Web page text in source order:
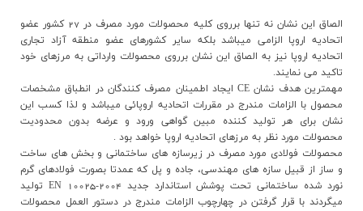
الصاق اين نشان نه تنها برروي کليه محصولات مورد مصرف در 27 کشور عضو
اتحاديه اروپا الزامي ميباشد بلکه ساير کشورهاي عضو منطقه آزاد تجاري
اتحاديه اروپا نيز به الصاق اين نشان برروي محصولات وارداتي به مرزهاي خود
تاکيد مي نمايند.
مهمترين هدف نشان CE ايجاد اطمينان مصرف کنندگان در انطباق مشخصات
محصول با الزامات مندرج در مقررات اتحاديه اروپائي ميباشد و لذا کسب اين
نشان براي هر توليد کننده مبين گواهي ورود و عرضه بدون محدوديت
محصولات مورد نظر به مرزهاي اتحاديه اروپا خواهد بود .
محصولات فولادي مورد مصرف در زيرسازه هاي ساختماني و بخش هاي ساخت
و ساز از قبيل سازه هاي مهندسي، جاده و پل که عمدتا بصورت فولادهاي گرم
نورد شده ساختماني تحت پوشش استاندارد جديد EN 10025-2004 توليد
ميگردند با قرار گرفتن در چهارچوب الزامات مندرج در دستور العمل محصولات